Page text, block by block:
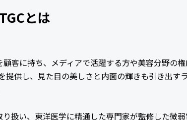
とは
客に持ち、メディアで活躍する方や美容分野の
供し、見た目の美しさと内面の輝きも引き出す
扱い、東洋医学に精通した専門家が監修した微